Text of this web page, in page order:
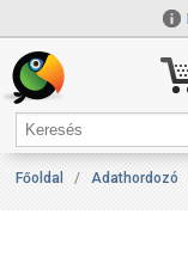
Főoldal / Adathordozó